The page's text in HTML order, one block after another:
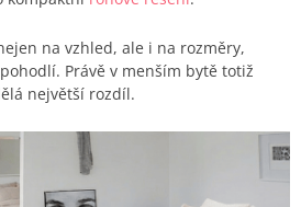
na vzhled, ale i na rozměry,
Právě v menším bytě totiž
největší rozdíl.